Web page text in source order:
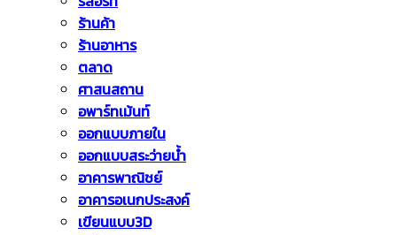
ร้านค้า
ร้านอาหาร
ตลาด
ศาสนสถาน
อพาร์ทเม้นท์
ออกแบบภายใน
ออกแบบสระว่ายน้ำ
อาคารพาณิชย์
อาคารอเนกประสงค์
เขียนแบบ3D